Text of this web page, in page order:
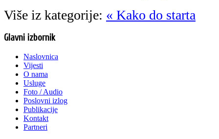
Više iz kategorije: « Kako do starta
Glavni izbornik
Naslovnica
Vijesti
O nama
Usluge
Foto / Audio
Poslovni izlog
Publikacije
Kontakt
Partneri